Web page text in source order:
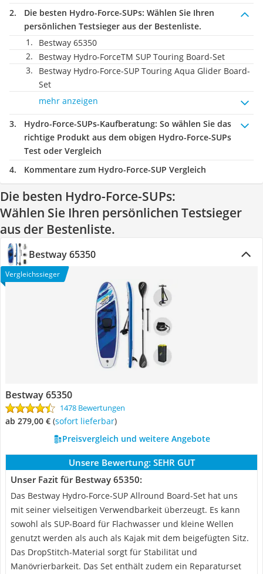
Die besten Hydro-Force-SUPs: Wählen Sie Ihren
persönlichen Testsieger aus der Bestenliste.
Bestway 65350
Bestway Hydro-ForceTM SUP Touring Board-Set
Bestway Hydro-Force-SUP Touring Aqua Glider Board-
Set
mehr anzeigen
Hydro-Force-SUPs-Kaufberatung: So wählen Sie das
richtige Produkt aus dem obigen Hydro-Force-SUPs
Test oder Vergleich
Kommentare zum Hydro-Force-SUP Vergleich
Die besten Hydro-Force-SUPs:
Wählen Sie Ihren persönlichen Testsieger
aus der Bestenliste.
Bestway 65350
Vergleichssieger
Bestway 65350
1478 Bewertungen
ab 279,00 € ( Sofort lieferbar)
Preisvergleich und weitere Angebote
Unsere Bewertung: SEHR GUT
Unser Fazit für Bestway 65350:
Das Bestway Hydro-Force-SUP Allround Board-Set hat uns
mit seiner vielseitigen Verwendbarkeit überzeugt. Es kann
sowohl als SUP-Board für Flachwasser und kleine Wellen
genutzt werden als auch als Kajak mit dem beigefügten Sitz.
Das DropStitch-Material sorgt für Stabilität und
Manövrierbarkeit. Das Set enthält zudem ein Reparaturset